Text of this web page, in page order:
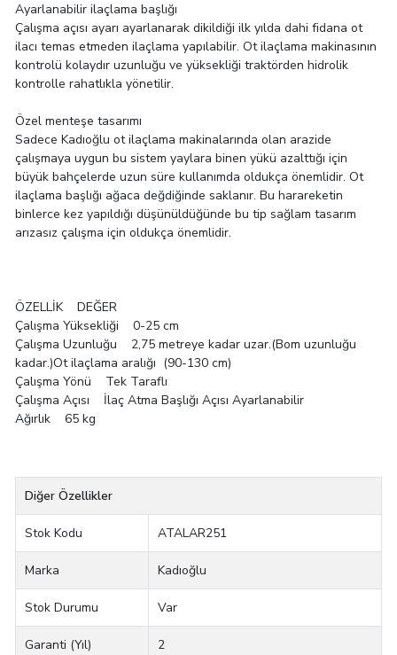
Ayarlanabilir ilaçlama başlığı
Çalışma açısı ayarı ayarlanarak dikildiği ilk yılda dahi fidana ot
ilacı temas etmeden ilaçlama yapılabilir. Ot ilaçlama makinasının
kontrolü kolaydır uzunluğu ve yüksekliği traktörden hidrolik
kontrolle rahatlıkla yönetilir.
Özel menteşe tasarımı
Sadece Kadıoğlu ot ilaçlama makinalarında olan arazide
çalışmaya uygun bu sistem yaylara binen yükü azalttığı için
büyük bahçelerde uzun süre kullanımda oldukça önemlidir. Ot
ilaçlama başlığı ağaca değdiğinde saklanır. Bu harareketin
binlerce kez yapıldığı düşünüldüğünde bu tip sağlam tasarım
arızasız çalışma için oldukça önemlidir.
ÖZELLİK DEĞER
Çalışma Yüksekliği 0-25 cm
Çalışma Uzunluğu 2,75 metreye kadar uzar.(Bom uzunluğu
kadar.)Ot ilaçlama aralığı (90-130 cm)
Çalışma Yönü Tek Taraflı
Çalışma Açısı İlaç Atma Başlığı Açısı Ayarlanabilir
Ağırlık 65 kg
Diğer Özellikler
Stok Kodu ATALAR251
Marka Kadıoğlu
Stok Durumu Var
Garanti (Yıl) 2